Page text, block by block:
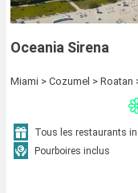
Oceania Sirena
Miami > Cozumel > Roatan
Tous les restaurants
Pourboires inclus